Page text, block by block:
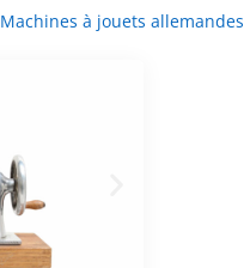
Machines à jouets allemandes